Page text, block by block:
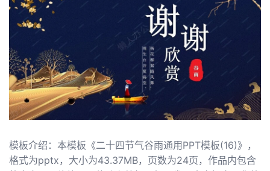
模板介绍：本模板《二十四节气谷雨通用PPT模板(16)》，
格式为pptx，大小为43.37MB，页数为24页，作品内包含